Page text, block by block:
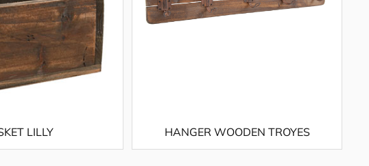
LILLY HANGER WOODEN TROYES